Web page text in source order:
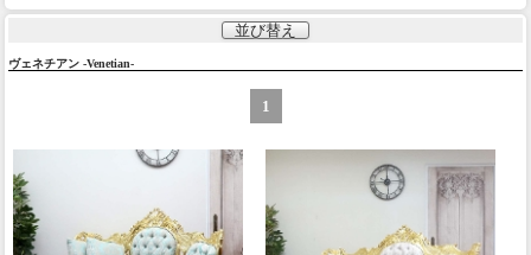
並び替え
ヴェネチアン -Venetian-
1